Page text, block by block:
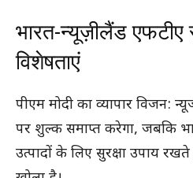
भारत-न्यूज़ीलैंड
विशेषताएं
पीएम मोदी का व्यापार विजन:
पर शुल्क समाप्त करेगा, जबकि
उत्पादों के लिए सुरक्षा उपाय